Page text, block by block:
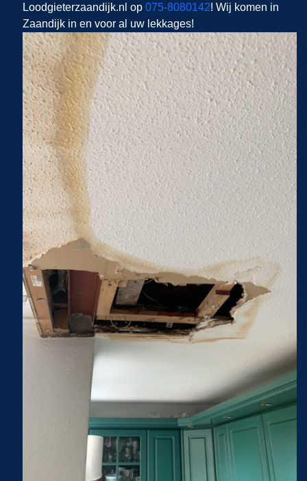
Loodgieterzaandijk.nl op 075-8080142! Wij komen in
Zaandijk in en voor al uw lekkages!